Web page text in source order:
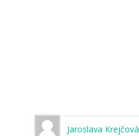
Jaroslava Krejčová